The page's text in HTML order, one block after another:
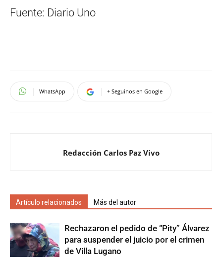
Fuente: Diario Uno
WhatsApp + Seguinos en Google
Redacción Carlos Paz Vivo
Artículo relacionados Más del autor
Rechazaron el pedido de “Pity” Álvarez
para suspender el juicio por el crimen
de Villa Lugano